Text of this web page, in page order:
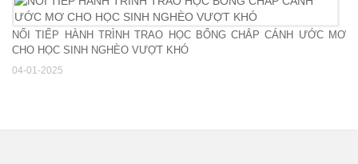
NỐI TIẾP HÀNH TRÌNH TRAO HỌC BỔNG CHẮP CÁNH ƯỚC MƠ
CHO HỌC SINH NGHÈO VƯỢT KHÓ
04-01-2025